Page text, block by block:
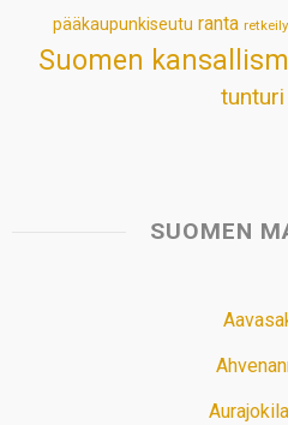
pääkaupunkiseutu ranta retkeily
Suomen
tunturi
SUOMEN